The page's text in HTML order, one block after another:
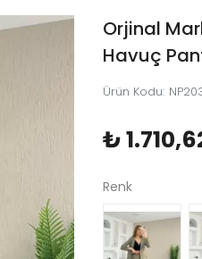
Orjinal
Havuç
Ürün Kodu:
₺
Renk